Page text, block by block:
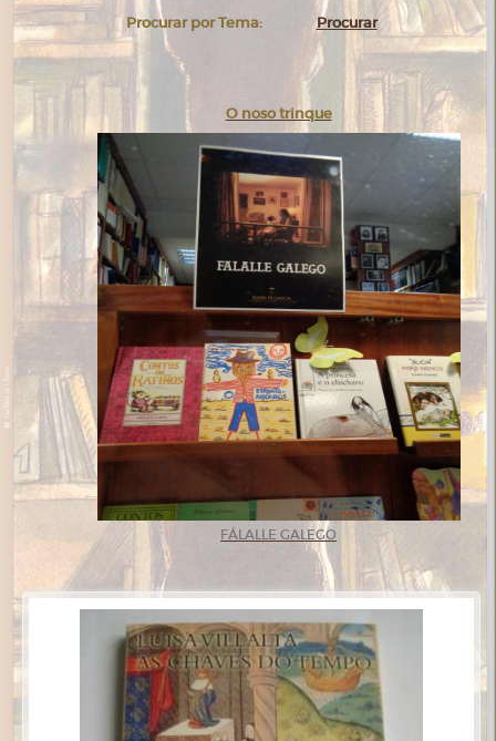
Procurar por Tema: Procurar
O noso trinque
FÁLALLE GALEGO